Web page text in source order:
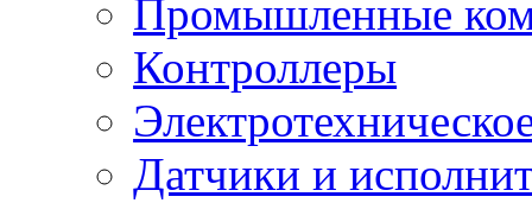
Промышленные
Контроллеры
Датчики и